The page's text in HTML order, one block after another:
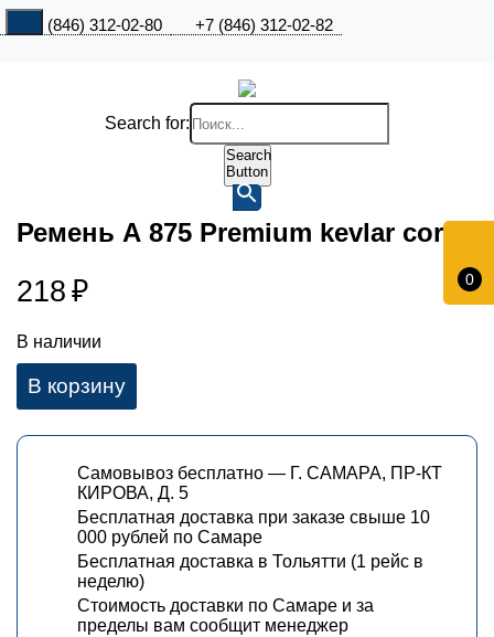
+7 (846) 312-02-80 +7 (846) 312-02-82
0
Search for:
Search
Button
Ремень А 875 Premium kevlar cord
218 ₽
В наличии
В корзину
Самовывоз бесплатно — Г. САМАРА, ПР-КТ
КИРОВА, Д. 5
Бесплатная доставка при заказе свыше 10
000 рублей по Самаре
Бесплатная доставка в Тольятти (1 рейс в
неделю)
Стоимость доставки по Самаре и за
пределы вам сообщит менеджер